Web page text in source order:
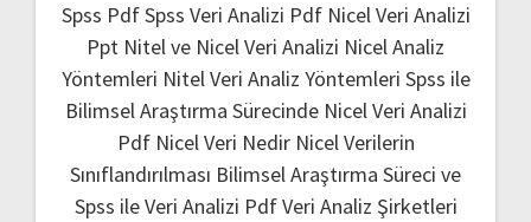
Spss PdfSpss Veri Analizi Pdf Nicel Veri Analizi
Ppt Nitel ve Nicel Veri Analizi Nicel Analiz
Yöntemleri Nitel Veri Analiz Yöntemleri Spss ile
Bilimsel Araştırma Sürecinde Nicel Veri Analizi
Pdf Nicel Veri Nedir Nicel Verilerin
Sınıflandırılması Bilimsel Araştırma Süreci ve
Spss ile Veri Analizi PdfVeri Analiz Şirketleri